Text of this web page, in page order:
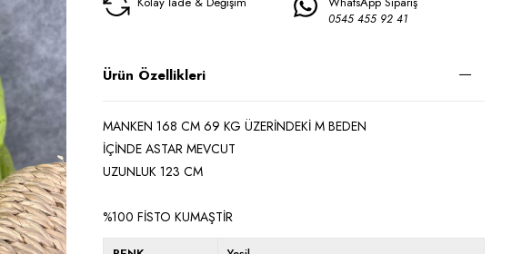
0545 455 92 41
Ürün Özellikleri
MANKEN 168 CM 69 KG ÜZERİNDEKİ M BEDEN
İÇİNDE ASTAR MEVCUT
UZUNLUK 123 CM
%100 FİSTO KUMAŞTİR